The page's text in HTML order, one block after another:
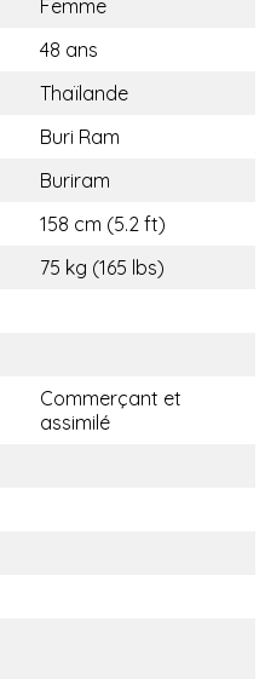
Femme
48 ans
Thaïlande
Buri Ram
Buriram
158 cm (5.2 ft)
75 kg (165 lbs)
Commerçant et
assimilé